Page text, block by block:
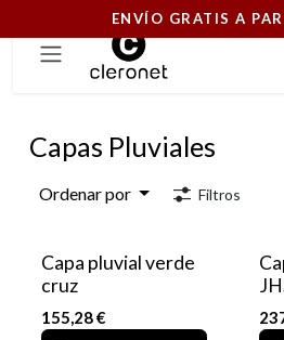
Ir al contenido
Capas Pluviales
Ordenar por Filtros
Capa pluvial verde
cruz
155,28€
ENVÍO GRATIS A